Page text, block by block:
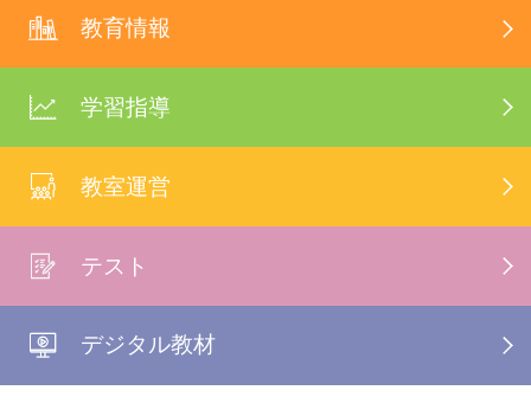
教育情報
学習指導
教室運営
テスト
デジタル教材